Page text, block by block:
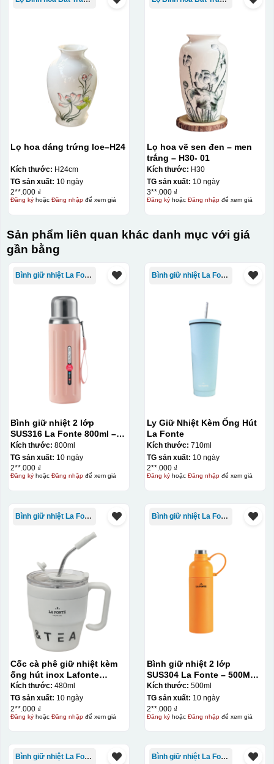
Đây là giấy decal đã in xong, đang chờ khô để cắt dán
lên gốm sứ
sứ, thợ sẽ cắt thủ công các miếng logo ra, sau đó thấp
nước và trượt nhẹ lên gốm sứ để tem decal dính tạm lên
cho vị trí logo cân đối phù hợp, sau đó dùng miếng nhựa
gạt hết nước phía dưới ra
Thợ đang căn chỉnh dán decal lên bát cơm
Lọ hoa dáng trứng loe–H24
Kích thước: H24cm
TG sản xuất: 10 ngày
2**.000 ₫
Đăng kýhoặc Đăng nhậpđể xem giá
Lọ hoa vẽ sen đen – men
trắng – H30- 01
Kích thước: H30
TG sản xuất: 10 ngày
3**.000 ₫
Đăng kýhoặc Đăng nhậpđể xem giá
Sản phẩm liên quan khác danh mục với giá
gần bằng
Bình giữ nhiệt La Fonte
Bình giữ nhiệt 2 lớp
SUS316 La Fonte 800ml –
012720
Kích thước: 800ml
TG sản xuất: 10 ngày
2**.000 ₫
Đăng kýhoặc Đăng nhậpđể xem giá
Bình giữ nhiệt La Fonte
Ly Giữ Nhiệt Kèm Ống Hút
La Fonte
Kích thước: 710ml
TG sản xuất: 10 ngày
2**.000 ₫
Đăng kýhoặc Đăng nhậpđể xem giá
Bình giữ nhiệt La Fonte
Cốc cà phê giữ nhiệt kèm
ống hút inox Lafonte
480ML – 012782
Kích thước: 480ml
TG sản xuất: 10 ngày
2**.000 ₫
Đăng kýhoặc Đăng nhậpđể xem giá
Bình giữ nhiệt La Fonte
Bình giữ nhiệt 2 lớp
SUS304 La Fonte – 500ML –
012737
Kích thước: 500ml
TG sản xuất: 10 ngày
2**.000 ₫
Đăng kýhoặc Đăng nhậpđể xem giá
Bình giữ nhiệt La Fonte Bình giữ nhiệt La Fonte